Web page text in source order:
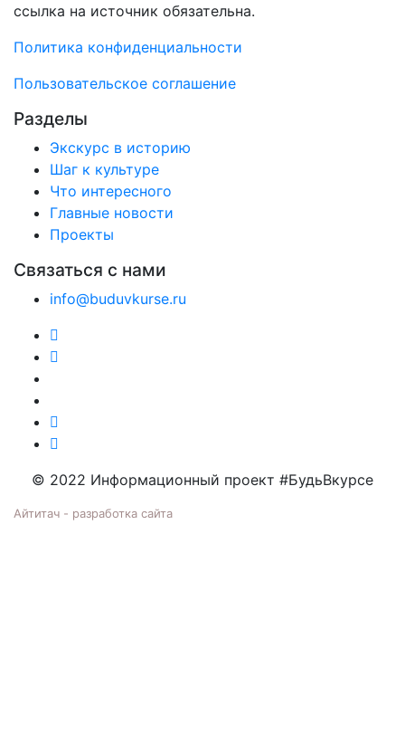
ссылка на источник обязательна.
Политика конфиденциальности
Пользовательское соглашение
Разделы
Экскурс в историю
Шаг к культуре
Что интересного
Главные новости
Проекты
Связаться с нами
info@buduvkurse.ru
© 2022 Информационный проект #БудьВкурсе
Айтитач - разработка сайта